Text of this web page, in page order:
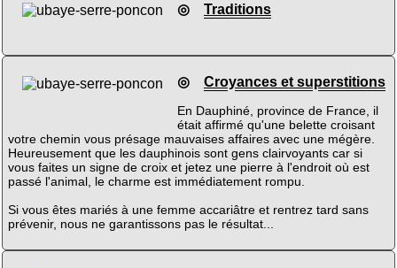
◎ Traditions
◎ Croyances et superstitions
En Dauphiné, province de France, il
était affirmé qu'une belette croisant
votre chemin vous présage mauvaises affaires avec une mégère.
Heureusement que les dauphinois sont gens clairvoyants car si
vous faites un signe de croix et jetez une pierre à l'endroit où est
passé l'animal, le charme est immédiatement rompu.
Si vous êtes mariés à une femme accariâtre et rentrez tard sans
prévenir, nous ne garantissons pas le résultat...